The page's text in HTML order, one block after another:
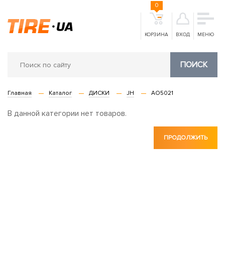
КОРЗИНА
0
ВХОД МЕНЮ
ПОИСК
Главная Каталог ДИСКИ JH AO5021
В данной категории нет товаров.
ПРОДОЛЖИТЬ